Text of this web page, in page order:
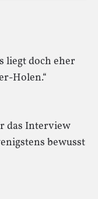
liegt doch eher
Holen.“
das Interview
bewusst